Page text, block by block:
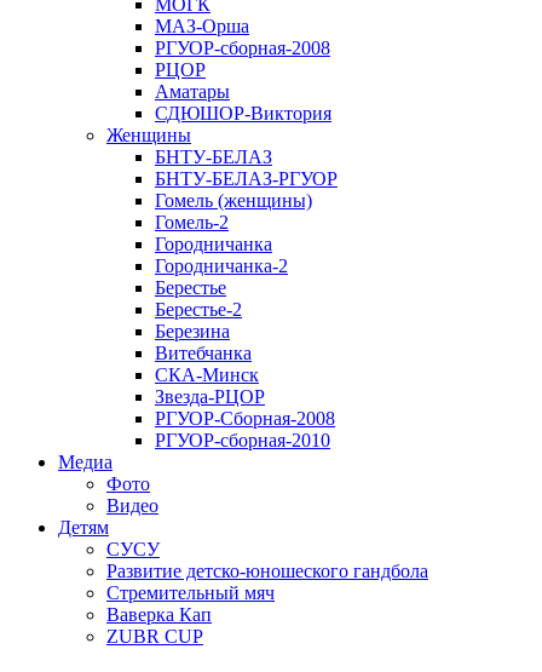
МОГК
МАЗ-Орша
РГУОР-сборная-2008
РЦОР
Аматары
СДЮШОР-Виктория
Женщины
БНТУ-БЕЛАЗ
БНТУ-БЕЛАЗ-РГУОР
Гомель (женщины)
Гомель-2
Городничанка
Городничанка-2
Берестье
Берестье-2
Березина
Витебчанка
СКА-Минск
Звезда-РЦОР
РГУОР-Сборная-2008
РГУОР-сборная-2010
Медиа
Фото
Видео
Детям
СУСУ
Развитие детско-юношеского гандбола
Стремительный мяч
Ваверка Кап
ZUBR CUP